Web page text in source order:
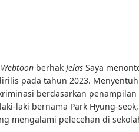
Webtoon berhak Jelas Saya
pada tahun 2023.
berdasarkan penampilan
laki bernama Park Hyung-
mengalami pelecehan di